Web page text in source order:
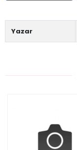
Yazar